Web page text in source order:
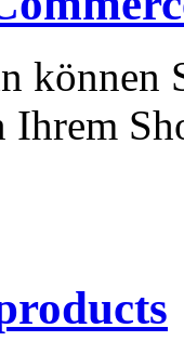
können
Ihrem